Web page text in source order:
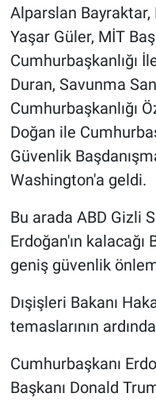
Alparslan Bayraktar,
Yaşar Güler, MİT
Cumhurbaşkanlığı
Duran, Savunma
Cumhurbaşkanlığı
Doğan ile
Güvenlik
Washington'a geldi.
Bu arada ABD Gizli
Erdoğan'ın
geniş güvenlik
Dışişleri Bakanı
temaslarının
Cumhurbaşkanı
Başkanı Donald